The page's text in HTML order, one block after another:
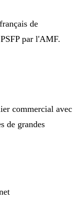
de
par l'AMF.
commercial avec
de grandes